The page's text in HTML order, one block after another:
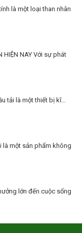
là một loại than nhân
HIỆN NAY Với sự phát
tải là một thiết bị kĩ...
là một sản phẩm không
lớn đến cuộc sống